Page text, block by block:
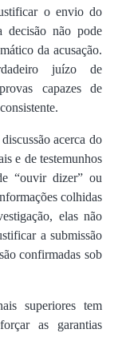
o envio do
não pode
da acusação.
juízo de
capazes de
acerca do
e de testemunhos
“ouvir dizer” ou
colhidas
elas não
a submissão
confirmadas sob
superiores tem
as garantias